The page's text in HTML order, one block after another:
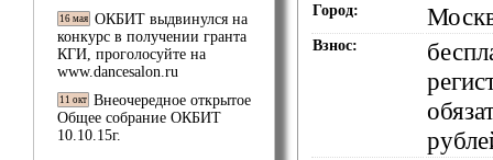
16 мая ОКБИТ выдвинулся на
конкурс в получении гранта
КГИ, проголосуйте на
www.dancesalon.ru
11 окт Внеочередное открытое
Общее собрание ОКБИТ
10.10.15г.
Город:
Взнос: